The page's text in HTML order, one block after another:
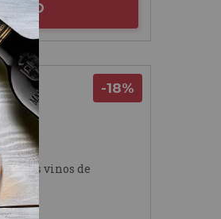
de los vinos de
-18%